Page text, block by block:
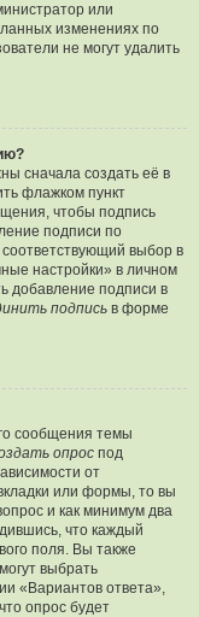
или
изменениях по
не могут удалить
сначала создать её в
флажком пункт
чтобы подпись
подписи по
выбор в
настройки» в личном
добавление подписи в
подпись в форме
сообщения темы
опрос под
от
или формы, то вы
и как минимум два
что каждый
поля. Вы также
выбрать
«Вариантов ответа»,
опрос будет